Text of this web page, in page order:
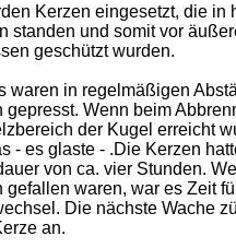
Kerzen eingesetzt, die in
standen und somit vor
geschützt wurden.
waren in regelmäßigen
gepresst. Wenn beim
der Kugel erreicht
- es glaste - .Die Kerzen
von ca. vier Stunden.
gefallen waren, war es Zeit
Die nächste Wache
an.